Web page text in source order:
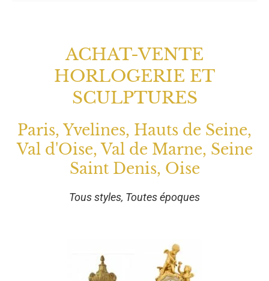
ACHAT-VENTE
HORLOGERIE ET
SCULPTURES
Paris, Yvelines, Hauts de Seine,
Val d'Oise, Val de Marne, Seine
Saint Denis, Oise
Tous styles, Toutes époques